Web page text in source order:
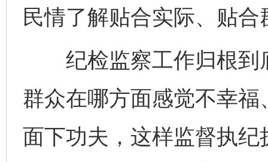
民情了解贴合实际、贴合
纪检监察工作归根到
群众在哪方面感觉不幸
面下功夫，这样监督执